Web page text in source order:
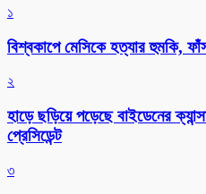
১
বিশ্বকাপে মেসিকে হত্যার হুমকি,
২
হাড়ে ছড়িয়ে পড়েছে বাইডেনের
প্রেসিডেন্ট
৩